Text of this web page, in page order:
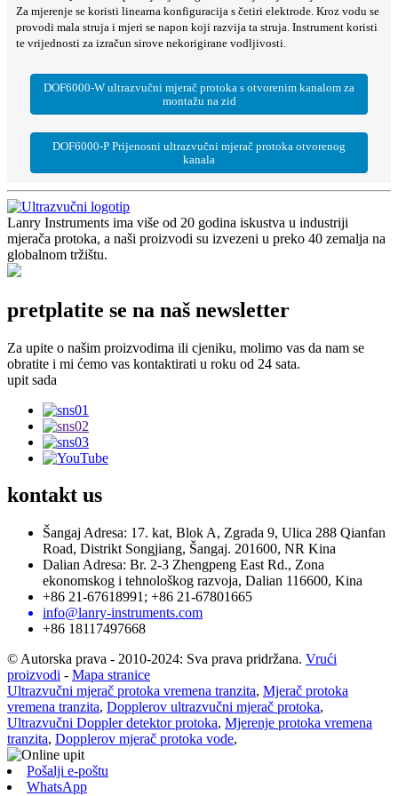
Za mjerenje se koristi linearna konfiguracija s četiri elektrode. Kroz vodu se
provodi mala struja i mjeri se napon koji razvija ta struja. Instrument koristi
te vrijednosti za izračun sirove nekorigirane vodljivosti.
DOF6000-W ultrazvučni mjerač protoka s otvorenim kanalom za
montažu na zid
DOF6000-P Prijenosni ultrazvučni mjerač protoka otvorenog
kanala
Lanry Instruments ima više od 20 godina iskustva u industriji
mjerača protoka, a naši proizvodi su izvezeni u preko 40 zemalja na
globalnom tržištu.
pretplatite se na naš newsletter
Za upite o našim proizvodima ili cjeniku, molimo vas da nam se
obratite i mi ćemo vas kontaktirati u roku od 24 sata.
upit sada
kontakt us
Šangaj Adresa: 17. kat, Blok A, Zgrada 9, Ulica 288 Qianfan
Road, Distrikt Songjiang, Šangaj. 201600, NR Kina
Dalian Adresa: Br. 2-3 Zhengpeng East Rd., Zona
ekonomskog i tehnološkog razvoja, Dalian 116600, Kina
+86 21-67618991; +86 21-67801665
info@lanry-instruments.com
+86 18117497668
© Autorska prava - 2010-2024: Sva prava pridržana. Vrući
proizvodi - Mapa stranice
Ultrazvučni mjerač protoka vremena tranzita, Mjerač protoka
vremena tranzita, Dopplerov ultrazvučni mjerač protoka,
Ultrazvučni Doppler detektor protoka, Mjerenje protoka vremena
tranzita, Dopplerov mjerač protoka vode,
Pošalji e-poštu
WhatsApp